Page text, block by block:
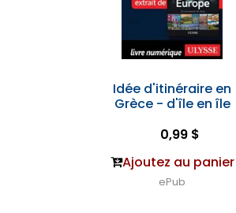
Idée d'itinéraire en
Grèce - d'île en île
0,99 $
Ajoutez au panier
ePub